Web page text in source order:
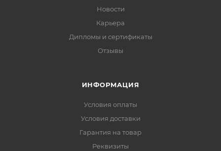
Новости
Карьера
Дипломы и сертификаты
Отзывы
ИНФОРМАЦИЯ
Условия оплаты
Условия доставки
Гарантия на товар
Реквизиты